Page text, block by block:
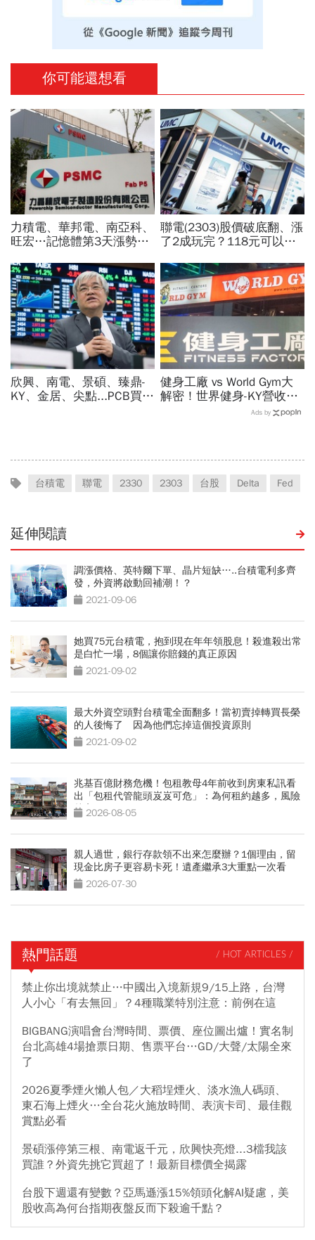
你可能還想看
力積電、華邦電、南亞科、
旺宏…記憶體第3天漲勢繼
賣！力積電漲停原因曝光
聯電(2303)股價破底翻、漲
了2成玩完？118元可以
賣超5.7萬張，可能原因曝
光
欣興、南電、景碩、臻鼎-
KY、金居、尖點...PCB買誰
健身工廠 vs World Gym大
解密！世界健身-KY營收大
勝，獲利卻輸給柏文？教練
Ads by
台積電 聯電 2330 2303 台股 Delta Fed
延伸閱讀
調漲價格、英特爾下單、晶片短缺…..台積電利多齊
發，外資將啟動回補潮！？
2021-09-06
她買75元台積電，抱到現在年年領股息！殺進殺出常
是白忙一場，8個讓你賠錢的真正原因
2021-09-02
最大外資空頭對台積電全面翻多！當初賣掉轉買長榮
的人後悔了 因為他們忘掉這個投資原則
2021-09-02
兆基百億財務危機！包租教母4年前收到房東私訊看
出「包租代管龍頭岌岌可危」：為何租約越多，風險
越高？
2026-08-05
親人過世，銀行存款領不出來怎麼辦？1個理由，留
現金比房子更容易卡死！遺產繼承3大重點一次看
2026-07-30
熱門話題 / HOT ARTICLES /
禁止你出境就禁止…中國出入境新規9/15上路，台灣
人小心「有去無回」？4種職業特別注意：前例在這
BIGBANG演唱會台灣時間、票價、座位圖出爐！實名制
台北高雄4場搶票日期、售票平台…GD/大聲/太陽全來
了
2026夏季煙火懶人包／大稻埕煙火、淡水漁人碼頭、
東石海上煙火…全台花火施放時間、表演卡司、最佳觀
賞點必看
景碩漲停第三根、南電返千元，欣興快亮燈...3檔我該
買誰？外資先挑它買超了！最新目標價全揭露
台股下週還有變數？亞馬遜漲15%領頭化解AI疑慮，美
股收高為何台指期夜盤反而下殺逾千點？